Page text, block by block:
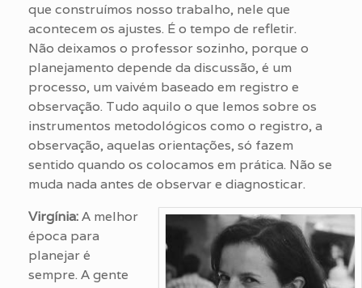
que construímos nosso trabalho, nele que
acontecem os ajustes. É o tempo de refletir.
Não deixamos o professor sozinho, porque o
planejamento depende da discussão, é um
processo, um vaivém baseado em registro e
observação. Tudo aquilo o que lemos sobre os
instrumentos metodológicos como o registro, a
observação, aquelas orientações, só fazem
sentido quando os colocamos em prática. Não se
muda nada antes de observar e diagnosticar.
Virgínia:A melhor
época para
planejar é
sempre. A gente